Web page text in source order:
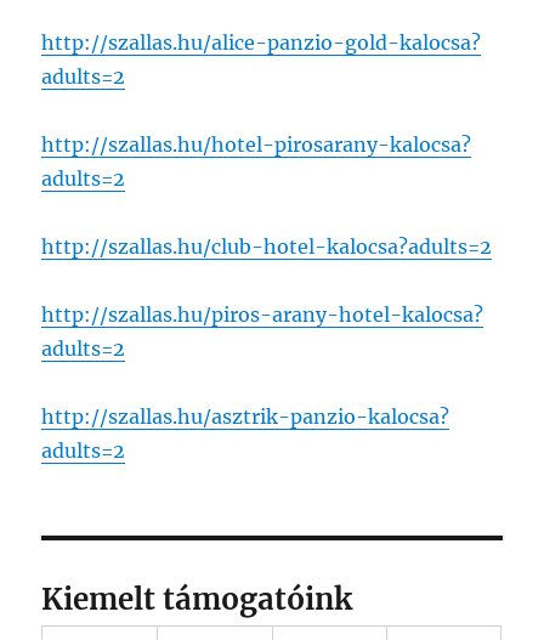
http://szallas.hu/alice-panzio-gold-kalocsa?
adults=2
http://szallas.hu/hotel-pirosarany-kalocsa?
adults=2
http://szallas.hu/club-hotel-kalocsa?adults=2
http://szallas.hu/piros-arany-hotel-kalocsa?
adults=2
http://szallas.hu/asztrik-panzio-kalocsa?
adults=2
Kiemelt támogatóink